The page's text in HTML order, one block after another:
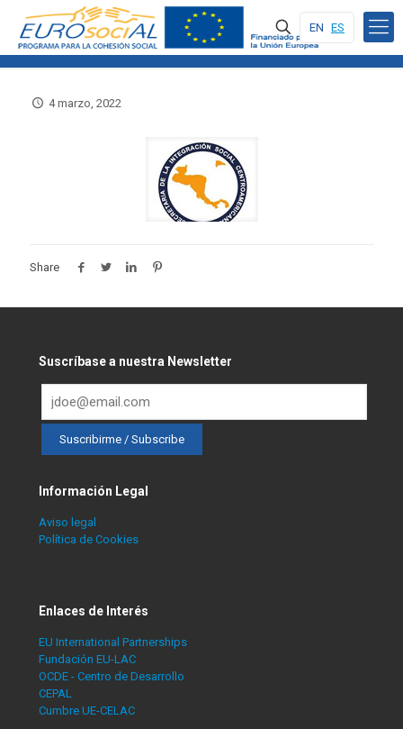
EN ES
4 marzo, 2022
Share
Suscríbase a nuestra Newsletter
Información Legal
Aviso legal
Política de Cookies
Enlaces de Interés
EU International Partnerships
Fundación EU-LAC
OCDE - Centro de Desarrollo
CEPAL
Cumbre UE-CELAC